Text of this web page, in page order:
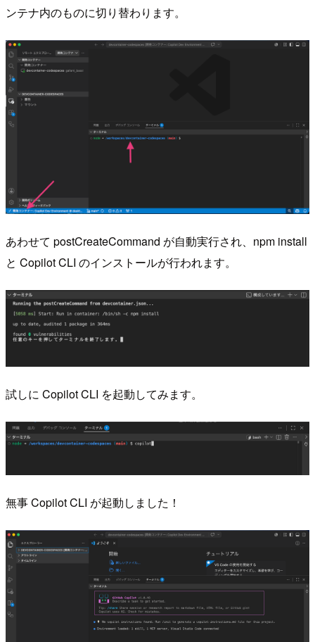
ンテナ内のものに切り替わります。
あわせて postCreateCommand が自動実行され、npm install
と Copilot CLI のインストールが行われます。
試しに Copilot CLI を起動してみます。
無事 Copilot CLI が起動しました！